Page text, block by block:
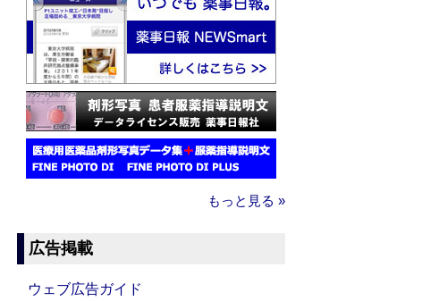
もっと見る »
広告掲載
ウェブ広告ガイド